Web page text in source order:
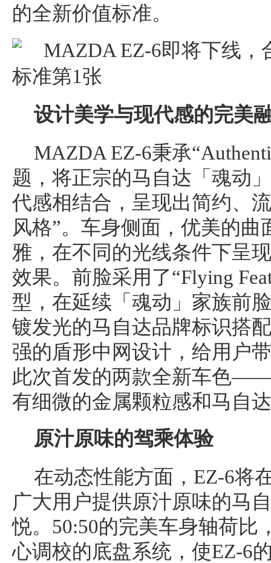
的全新价值标准。
设计美学与现代感的完美
MAZDA EZ-6秉承
题，将正宗的马自达「魂动
代感相结合，呈现出简约、
风格”。车身侧面，优美的
雅，在不同的光线条件下呈
效果。前脸采用了“Flying
型，在延续「魂动」家族前
镀发光的马自达品牌标识搭
强的盾形中网设计，给用户
此次首发的两款全新车色
有细微的金属颗粒感和马自
原汁原味的驾乘体验
在动态性能方面，EZ-6将
广大用户提供原汁原味的马
悦。50:50的完美车身轴荷比
心调校的底盘系统，使EZ-6